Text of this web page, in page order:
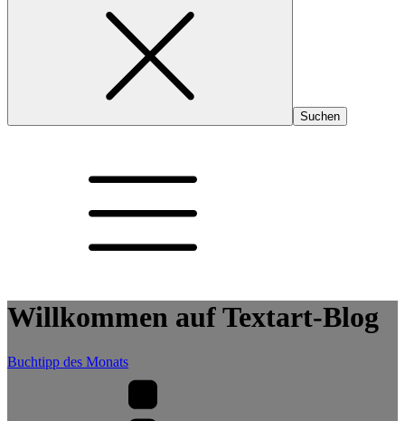
Willkommen auf Textart-Blog
Buchtipp des Monats